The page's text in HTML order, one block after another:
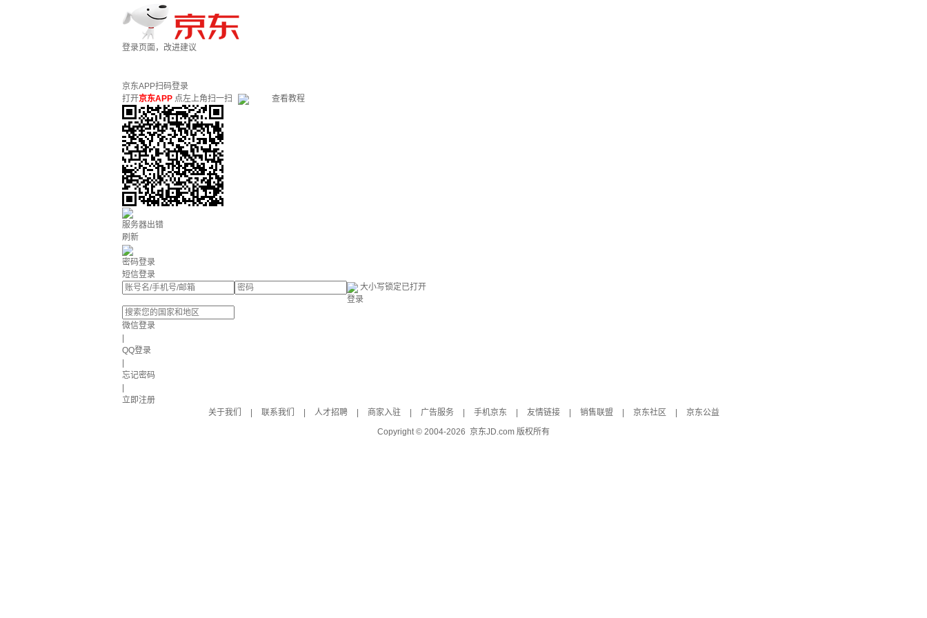
登录页面，改进建议
京东APP扫码登录
打开京东APP 点左上角扫一扫 查看教程
服务器出错
刷新
密码登录
短信登录
大小写锁定已打开
登录
微信登录
QQ登录
忘记密码
立即注册
关于我们
联系我们 人才招聘 商家入驻 广告服务 手机京东 友情链接 销售联盟 京东社区
京东公益
Copyright © 2004-2026 京东JD.com 版权所有